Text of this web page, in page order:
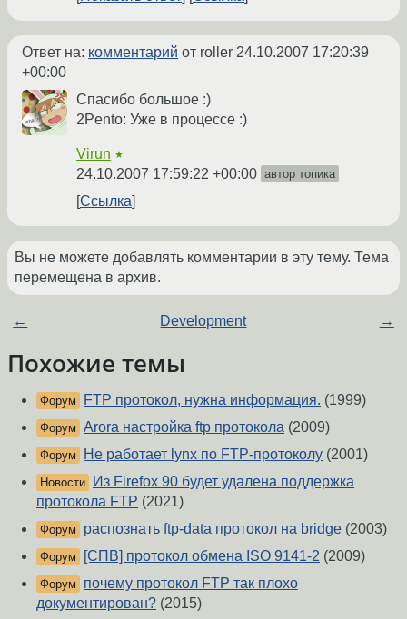
Ответ на: комментарий от roller 24.10.2007 17:20:39
+00:00
Спасибо большое :)
2Pento: Уже в процессе :)
Virun ★
24.10.2007 17:59:22 +00:00 автор топика
Ссылка
Вы не можете добавлять комментарии в эту тему. Тема
перемещена в архив.
← Development →
Похожие темы
Форум FTP протокол, нужна информация. (1999)
Форум Arora настройка ftp протокола (2009)
Форум Не работает lynx по FTP-протоколу (2001)
Новости
Из Firefox 90 будет удалена поддержка
протокола FTP (2021)
Форум распознать ftp-data протокол на bridge (2003)
Форум [СПВ] протокол обмена ISO 9141-2 (2009)
Форум
почему протокол FTP так плохо
документирован? (2015)